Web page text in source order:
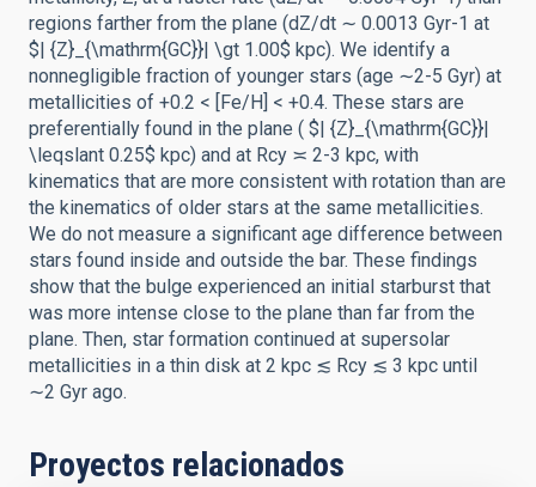
regions farther from the plane (dZ/dt ∼ 0.0013 Gyr-1 at
$| {Z}_{\mathrm{GC}}| \gt 1.00$ kpc). We identify a
nonnegligible fraction of younger stars (age ∼2-5 Gyr) at
metallicities of +0.2 < [Fe/H] < +0.4. These stars are
preferentially found in the plane ( $| {Z}_{\mathrm{GC}}|
\leqslant 0.25$ kpc) and at Rcy ≍ 2-3 kpc, with
kinematics that are more consistent with rotation than are
the kinematics of older stars at the same metallicities.
We do not measure a significant age difference between
stars found inside and outside the bar. These findings
show that the bulge experienced an initial starburst that
was more intense close to the plane than far from the
plane. Then, star formation continued at supersolar
metallicities in a thin disk at 2 kpc ≲ Rcy ≲ 3 kpc until
∼2 Gyr ago.
Proyectos relacionados